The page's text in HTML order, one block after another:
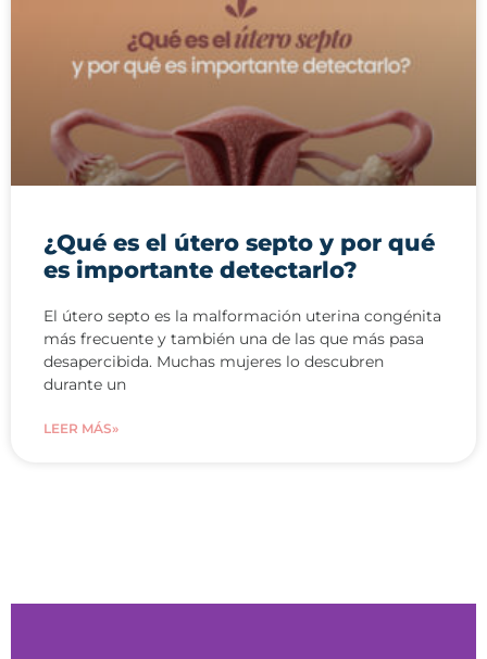
¿Qué es el útero septo y por qué
es importante detectarlo?
El útero septo es la malformación uterina congénita
más frecuente y también una de las que más pasa
desapercibida. Muchas mujeres lo descubren
durante un
LEER MÁS»